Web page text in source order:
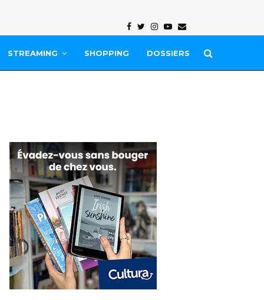
Facebook
Twitter
Instagram
Youtube
Email
STREAMING SHOPPING DOSSIERS